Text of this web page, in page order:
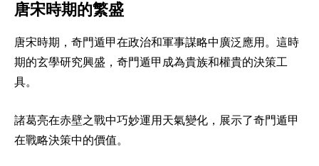
唐宋時期的繁盛
唐宋時期，奇門遁甲在政治和軍事謀略中廣泛應用。這時
期的玄學研究興盛，奇門遁甲成為貴族和權貴的決策工
具。
諸葛亮在赤壁之戰中巧妙運用天氣變化，展示了奇門遁甲
在戰略決策中的價值。